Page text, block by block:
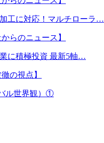
工に対応！マルチローラ…
らのニュース】
に積極投資 最新5軸…
の視点】
ル世界観）①